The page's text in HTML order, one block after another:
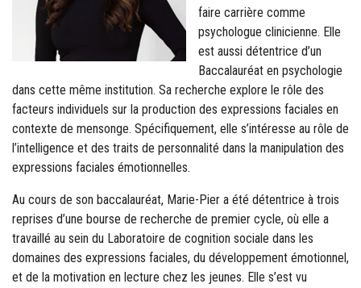
faire carrière comme
psychologue clinicienne. Elle
est aussi détentrice d’un
Baccalauréat en psychologie
dans cette même institution. Sa recherche explore le rôle des
facteurs individuels sur la production des expressions faciales en
contexte de mensonge. Spécifiquement, elle s’intéresse au rôle de
l’intelligence et des traits de personnalité dans la manipulation des
expressions faciales émotionnelles.
Au cours de son baccalauréat, Marie-Pier a été détentrice à trois
reprises d’une bourse de recherche de premier cycle, où elle a
travaillé au sein du Laboratoire de cognition sociale dans les
domaines des expressions faciales, du développement émotionnel,
et de la motivation en lecture chez les jeunes. Elle s’est vu